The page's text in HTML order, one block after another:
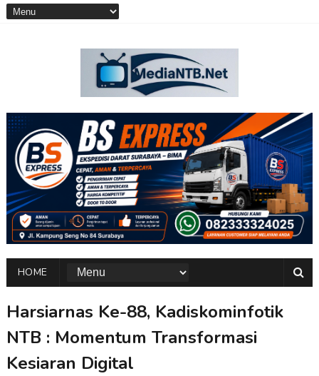
HOME
Harsiarnas Ke-88, Kadiskominfotik
NTB : Momentum Transformasi
Kesiaran Digital